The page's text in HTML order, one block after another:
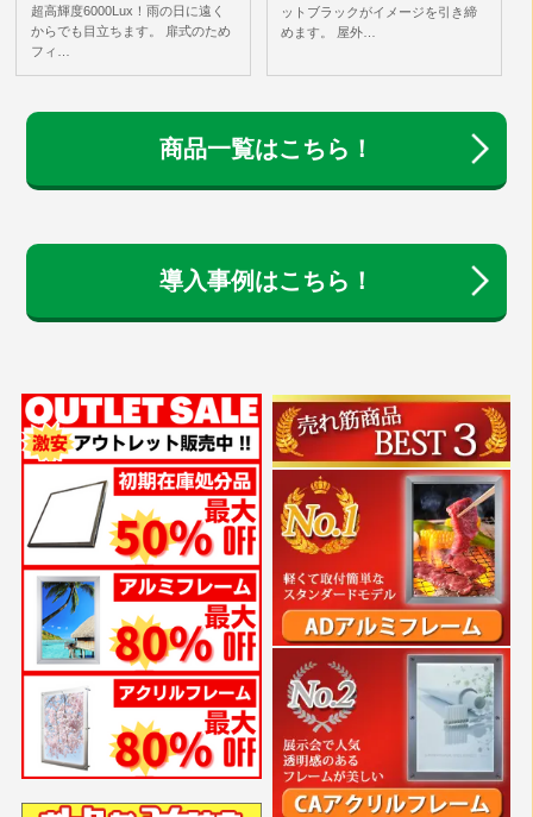
超高輝度6000Lux！雨の日に遠く
からでも目立ちます。 扉式のため
フィ…
ットブラックがイメージを引き締
めます。 屋外…
商品一覧はこちら！
導入事例はこちら！